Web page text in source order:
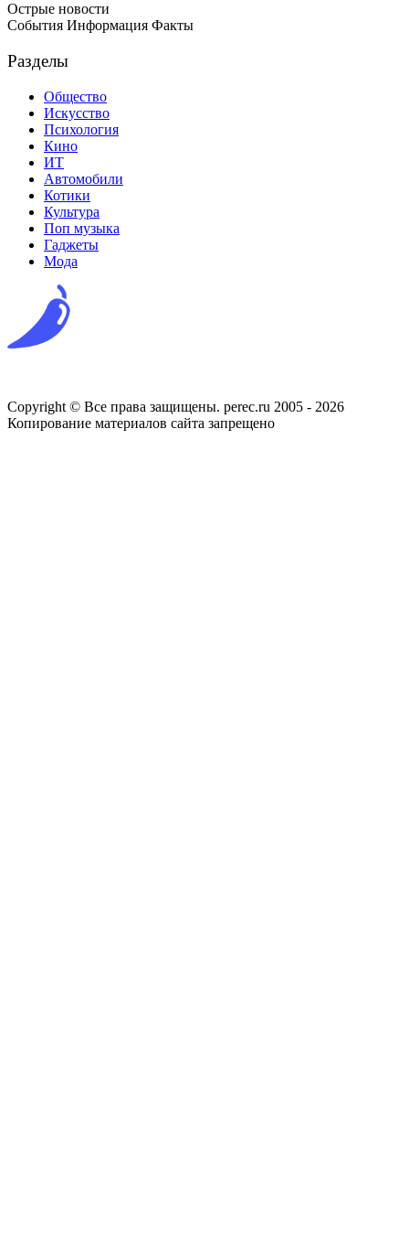
Острые новости
События Информация Факты
Разделы
Общество
Искусство
Психология
Кино
ИТ
Автомобили
Котики
Культура
Поп музыка
Гаджеты
Мода
Copyright © Все права защищены. perec.ru 2005 - 2026
Копирование материалов сайта запрещено